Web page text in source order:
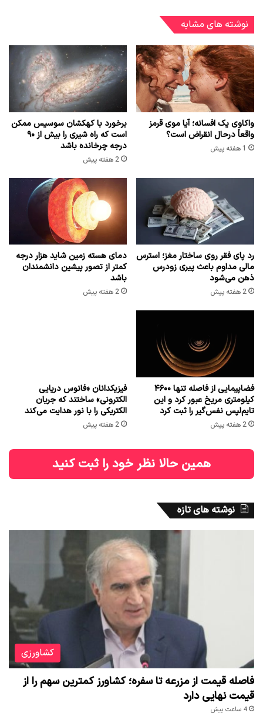
نوشته های مشابه
واکاوی یک افسانه؛ آیا موی قرمز
واقعاً درحال انقراض است؟
1 هفته پیش
برخورد با کهکشان سوسیس ممکن
است که راه شیری را بیش از ۹۰
درجه چرخانده باشد
2 هفته پیش
رد پای فقر روی ساختار مغز؛ استرس
مالی مداوم باعث پیری زودرس
ذهن می‌شود
2 هفته پیش
دمای هسته زمین شاید هزار درجه
کمتر از تصور پیشین دانشمندان
باشد
2 هفته پیش
فضاپیمایی از فاصله تنها ۴۶۰۰
کیلومتری مریخ عبور کرد و این
تایم‌لپس نفس‌گیر را ثبت کرد
2 هفته پیش
فیزیکدانان «فانوس دریایی
الکترونی» ساختند که جریان
الکتریکی را با نور هدایت می‌کند
2 هفته پیش
همین حالا نظر خود را ثبت کنید
نوشته های تازه
کشاورزی
فاصله قیمت از مزرعه تا سفره؛ کشاورز کمترین سهم را از
قیمت نهایی دارد
4 ساعت پیش